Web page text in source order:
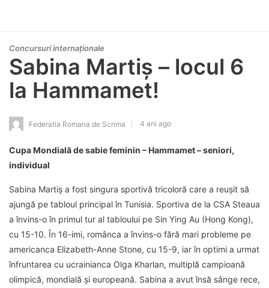
Concursuri internaționale
Sabina Martiș – locul 6
la Hammamet!
Federatia Romana de Scrima 4 ani ago
Cupa Mondială de sabie feminin – Hammamet – seniori,
individual
Sabina Martiș a fost singura sportivă tricoloră care a reușit să
ajungă pe tabloul principal în Tunisia. Sportiva de la CSA Steaua
a învins-o în primul tur al tabloului pe Sin Ying Au (Hong Kong),
cu 15-10. În 16-imi, românca a învins-o fără mari probleme pe
americanca Elizabeth-Anne Stone, cu 15-9, iar în optimi a urmat
înfruntarea cu ucrainianca Olga Kharlan, multiplă campioană
olimpică, mondială și europeană. Sabina a avut însă sânge rece,